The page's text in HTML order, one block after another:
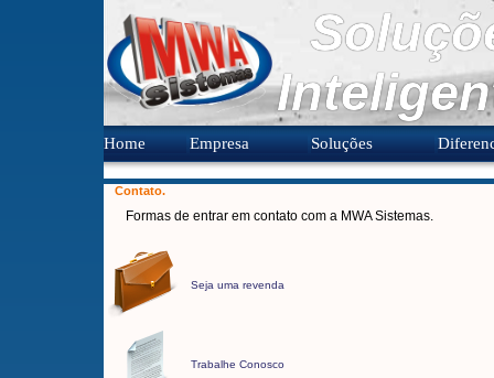
Home Empresa Soluções
Contato.
Formas de entrar em contato com a MWA Sistemas.
Seja uma revenda
Trabalhe Conosco